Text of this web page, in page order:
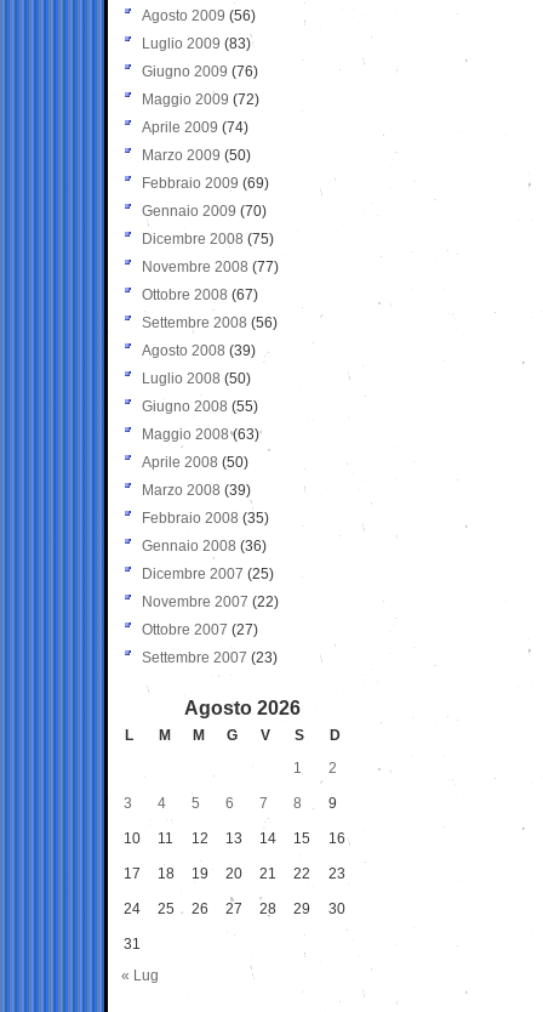
Agosto 2009 (56)
Luglio 2009 (83)
Giugno 2009 (76)
Maggio 2009 (72)
Aprile 2009 (74)
Marzo 2009 (50)
Febbraio 2009 (69)
Gennaio 2009 (70)
Dicembre 2008 (75)
Novembre 2008 (77)
Ottobre 2008 (67)
Settembre 2008 (56)
Agosto 2008 (39)
Luglio 2008 (50)
Giugno 2008 (55)
Maggio 2008(63)
Aprile 2008 (50)
Marzo 2008 (39)
Febbraio 2008 (35)
Gennaio 2008 (36)
Dicembre 2007 (25)
Novembre 2007 (22)
Ottobre 2007 (27)
Settembre 2007 (23)
Agosto 2026
L M M G V S
D
1
2
3 4 5 6 7 8 9
10 11 12 13 14 15 16
17 18 19 20 21 22 23
24 25 26 27 28 29 30
31
« Lug